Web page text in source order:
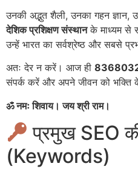
उनकी अद्भुत शैली, उनका गहन
देशिक प्रशिक्षण संस्थानके माध्यम से
उन्हें भारत का सर्वश्रेष्ठ और सबसे
अतः देर न करें। आज ही
संपर्क करें और अपने जीवन को भक्ति
ॐ नमः शिवाय। जय श्री राम।
प्रमुख SEO
(Keywords)